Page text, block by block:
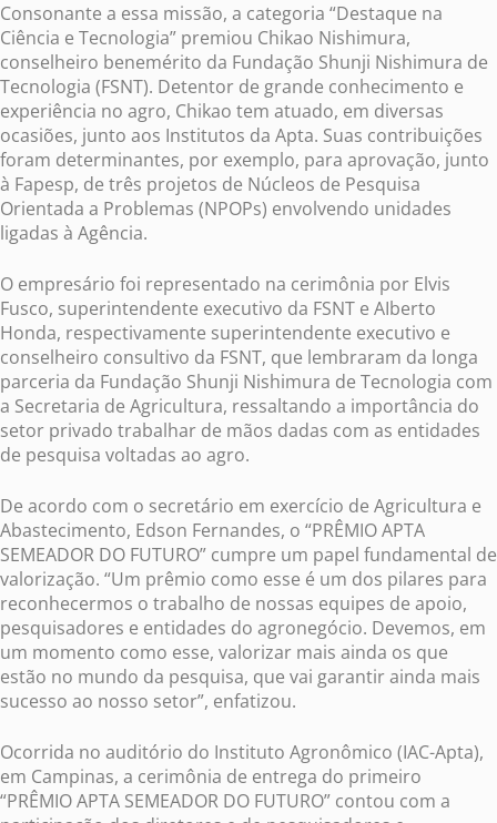
Consonante a essa missão, a categoria “Destaque na
Ciência e Tecnologia” premiou Chikao Nishimura,
conselheiro benemérito da Fundação Shunji Nishimura de
Tecnologia (FSNT). Detentor de grande conhecimento e
experiência no agro, Chikao tem atuado, em diversas
ocasiões, junto aos Institutos da Apta. Suas contribuições
foram determinantes, por exemplo, para aprovação, junto
à Fapesp, de três projetos de Núcleos de Pesquisa
Orientada a Problemas (NPOPs) envolvendo unidades
ligadas à Agência.
O empresário foi representado na cerimônia por Elvis
Fusco, superintendente executivo da FSNT e AIberto
Honda, respectivamente superintendente executivo e
conselheiro consultivo da FSNT, que lembraram da longa
parceria da Fundação Shunji Nishimura de Tecnologia com
a Secretaria de Agricultura, ressaltando a importância do
setor privado trabalhar de mãos dadas com as entidades
de pesquisa voltadas ao agro.
De acordo com o secretário em exercício de Agricultura e
Abastecimento, Edson Fernandes, o “PRÊMIO APTA
SEMEADOR DO FUTURO” cumpre um papel fundamental de
valorização. “Um prêmio como esse é um dos pilares para
reconhecermos o trabalho de nossas equipes de apoio,
pesquisadores e entidades do agronegócio. Devemos, em
um momento como esse, valorizar mais ainda os que
estão no mundo da pesquisa, que vai garantir ainda mais
sucesso ao nosso setor”, enfatizou.
Ocorrida no auditório do Instituto Agronômico (IAC-Apta),
em Campinas, a cerimônia de entrega do primeiro
“PRÊMIO APTA SEMEADOR DO FUTURO” contou com a